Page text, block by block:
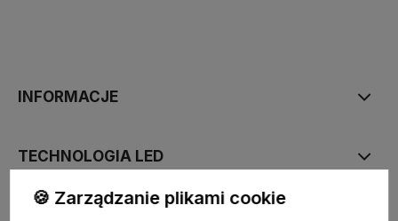
INFORMACJE
TECHNOLOGIA LED
🍪 Zarządzanie plikami cookie